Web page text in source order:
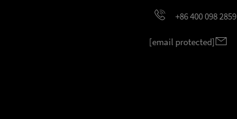
+86 400 098 2859
[email protected]